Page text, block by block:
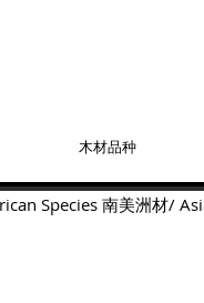
木材品种
Species南美洲材/